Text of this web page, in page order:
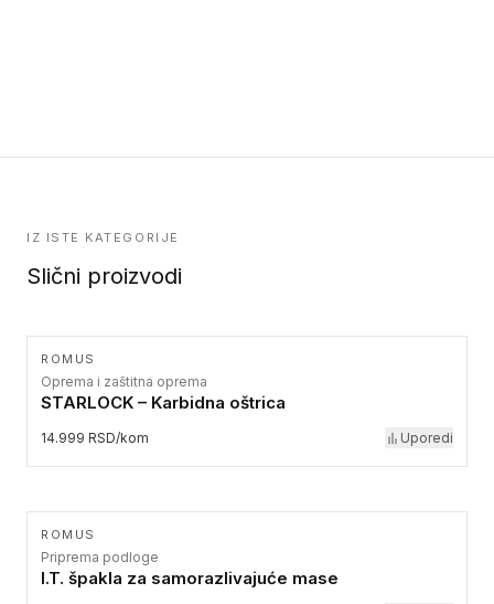
IZ ISTE KATEGORIJE
Slični proizvodi
ROMUS
Oprema i zaštitna oprema
STARLOCK – Karbidna oštrica
14.999 RSD/kom Uporedi
ROMUS
Priprema podloge
I.T. špakla za samorazlivajuće mase